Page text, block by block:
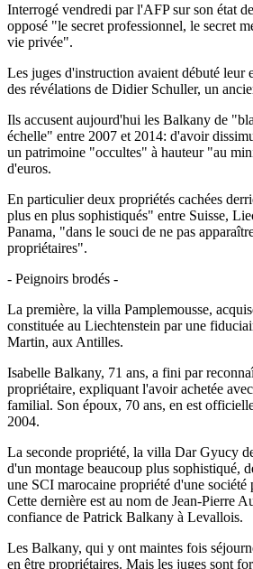
Interrogé vendredi par l'AFP sur son état
opposé "le secret professionnel, le secret
vie privée".
Les juges d'instruction avaient débuté leur
des révélations de Didier Schuller, un
Ils accusent aujourd'hui les Balkany de
échelle" entre 2007 et 2014: d'avoir
un patrimoine "occultes" à hauteur "au
d'euros.
En particulier deux propriétés cachées
plus en plus sophistiqués" entre Suisse,
Panama, "dans le souci de ne pas
propriétaires".
- Peignoirs brodés -
La première, la villa Pamplemousse,
constituée au Liechtenstein par une
Martin, aux Antilles.
Isabelle Balkany, 71 ans, a fini par
propriétaire, expliquant l'avoir achetée
familial. Son époux, 70 ans, en est
2004.
La seconde propriété, la villa Dar Gyucy
d'un montage beaucoup plus sophistiqué,
une SCI marocaine propriété d'une société
Cette dernière est au nom de Jean-Pierre
confiance de Patrick Balkany à Levallois.
Les Balkany, qui y ont maintes fois
en être propriétaires. Mais les juges sont